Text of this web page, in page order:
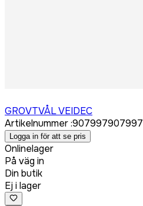
GROVTVÅL VEIDEC
Artikelnummer:907997907997
Logga in för att se pris
Onlinelager
På väg in
Din butik
Ej i lager